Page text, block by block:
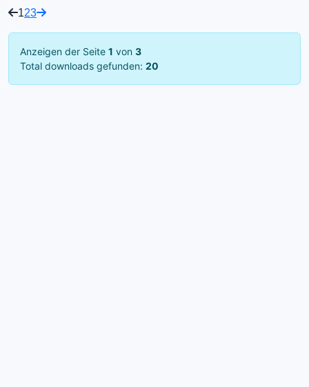
123
Anzeigen der Seite 1 von 3
Total downloads gefunden: 20